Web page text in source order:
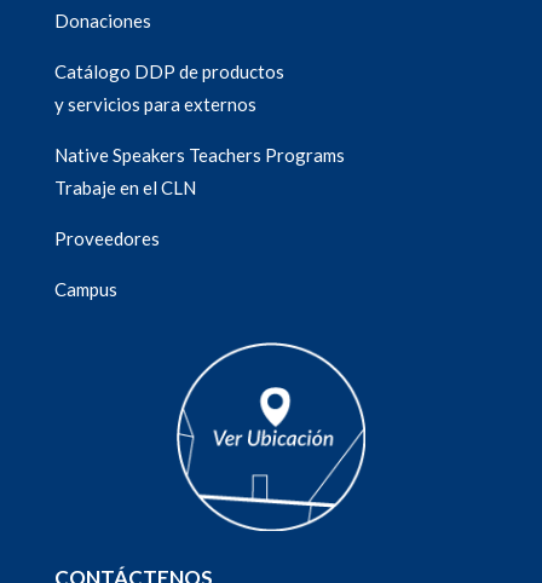
Donaciones
Catálogo DDP de productos
y servicios para externos
Native Speakers Teachers Programs
Trabaje en el CLN
Proveedores
Campus
CONTÁCTENOS